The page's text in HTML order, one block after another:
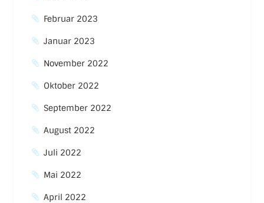
Februar 2023
Januar 2023
November 2022
Oktober 2022
September 2022
August 2022
Juli 2022
Mai 2022
April 2022